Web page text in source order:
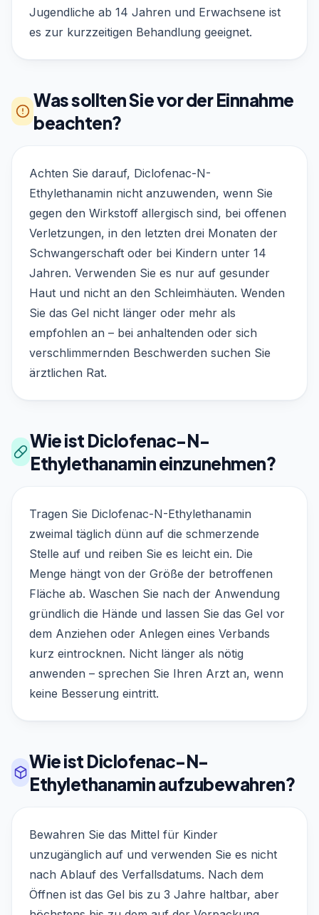
Jugendliche ab 14 Jahren und Erwachsene ist
es zur kurzzeitigen Behandlung geeignet.
Was sollten Sie vor der Einnahme
beachten?
Achten Sie darauf, Diclofenac-N-
Ethylethanamin nicht anzuwenden, wenn Sie
gegen den Wirkstoff allergisch sind, bei offenen
Verletzungen, in den letzten drei Monaten der
Schwangerschaft oder bei Kindern unter 14
Jahren. Verwenden Sie es nur auf gesunder
Haut und nicht an den Schleimhäuten. Wenden
Sie das Gel nicht länger oder mehr als
empfohlen an – bei anhaltenden oder sich
verschlimmernden Beschwerden suchen Sie
ärztlichen Rat.
Wie ist Diclofenac-N-
Ethylethanamin einzunehmen?
Tragen Sie Diclofenac-N-Ethylethanamin
zweimal täglich dünn auf die schmerzende
Stelle auf und reiben Sie es leicht ein. Die
Menge hängt von der Größe der betroffenen
Fläche ab. Waschen Sie nach der Anwendung
gründlich die Hände und lassen Sie das Gel vor
dem Anziehen oder Anlegen eines Verbands
kurz eintrocknen. Nicht länger als nötig
anwenden – sprechen Sie Ihren Arzt an, wenn
keine Besserung eintritt.
Wie ist Diclofenac-N-
Ethylethanamin aufzubewahren?
Bewahren Sie das Mittel für Kinder
unzugänglich auf und verwenden Sie es nicht
nach Ablauf des Verfallsdatums. Nach dem
Öffnen ist das Gel bis zu 3 Jahre haltbar, aber